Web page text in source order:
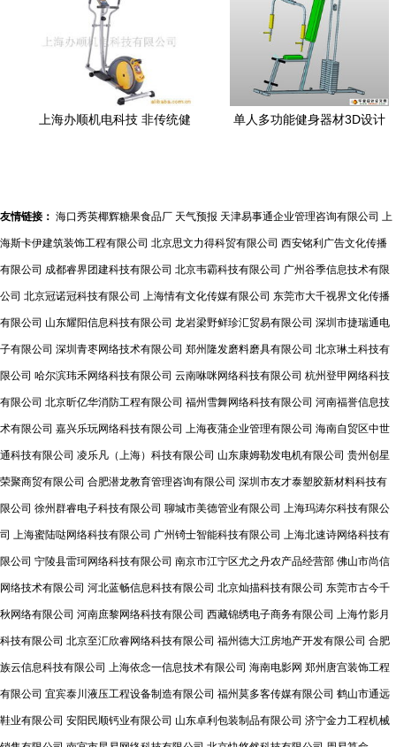
上海办顺机电科技 非传统健
单人多功能健身器材3D设计
友情链接： 海口秀英椰辉糖果食品厂 天气预报 天津易事通企业管理咨询有限公司 上
海斯卡伊建筑装饰工程有限公司 北京思文力得科贸有限公司 西安铭利广告文化传播
有限公司 成都睿界团建科技有限公司 北京韦霸科技有限公司 广州谷季信息技术有限
公司 北京冠诺冠科技有限公司 上海情有文化传媒有限公司 东莞市大千视界文化传播
有限公司 山东耀阳信息科技有限公司 龙岩梁野鲜珍汇贸易有限公司 深圳市捷瑞通电
子有限公司 深圳青枣网络技术有限公司 郑州隆发磨料磨具有限公司 北京琳土科技有
限公司 哈尔滨玮禾网络科技有限公司 云南咻咪网络科技有限公司 杭州登甲网络科技
有限公司 北京昕亿华消防工程有限公司 福州雪舞网络科技有限公司 河南福誉信息技
术有限公司 嘉兴乐玩网络科技有限公司 上海夜蒲企业管理有限公司 海南自贸区中世
通科技有限公司 凌乐凡（上海）科技有限公司 山东康姆勒发电机有限公司 贵州创星
荣聚商贸有限公司 合肥潜龙教育管理咨询有限公司 深圳市友才泰塑胶新材料科技有
限公司 徐州群睿电子科技有限公司 聊城市美德管业有限公司 上海玛涛尔科技有限公
司 上海蜜陆哒网络科技有限公司 广州锜士智能科技有限公司 上海北速诗网络科技有
限公司 宁陵县雷珂网络科技有限公司 南京市江宁区尤之丹农产品经营部 佛山市尚信
网络技术有限公司 河北蓝畅信息科技有限公司 北京灿描科技有限公司 东莞市古今千
秋网络有限公司 河南庶黎网络科技有限公司 西藏锦绣电子商务有限公司 上海竹影月
科技有限公司 北京至汇欣睿网络科技有限公司 福州德大江房地产开发有限公司 合肥
族云信息科技有限公司 上海依念一信息技术有限公司 海南电影网 郑州唐宫装饰工程
有限公司 宜宾泰川液压工程设备制造有限公司 福州莫多客传媒有限公司 鹤山市通远
鞋业有限公司 安阳民顺钙业有限公司 山东卓利包装制品有限公司 济宁金力工程机械